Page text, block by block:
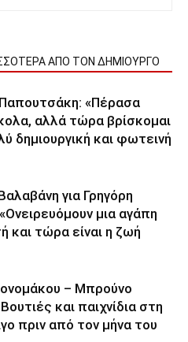
ΑΠΟ ΤΟΝ ΔΗΜΙΟΥΡΓΟ
«Πέρασα
αλλά τώρα βρίσκομαι
δημιουργική και φωτεινή
για Γρηγόρη
μια αγάπη
και τώρα είναι η ζωή
– Μπρούνο
και παιχνίδια στη
πριν από τον μήνα του